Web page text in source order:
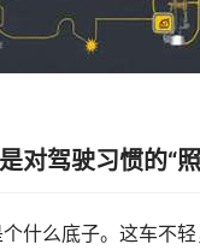
对驾驶习惯的“
什么底子。这车不